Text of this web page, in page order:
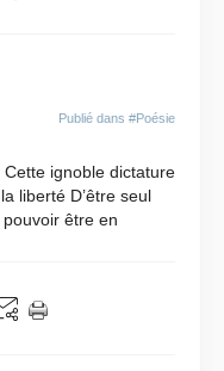
Publié dans #Poésie
Cette ignoble dictature
liberté D’être seul
être en